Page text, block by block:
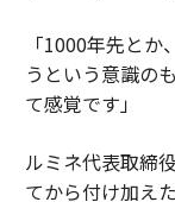
「1000年先と
うという意識の
て感覚です」
ルミネ代表取締
てから付け加えた